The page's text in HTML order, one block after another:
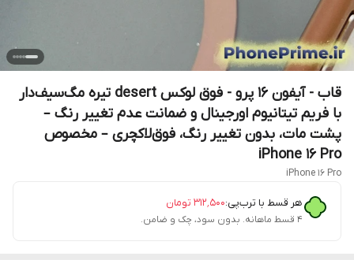
قاب - آیفون 16 پرو - فوق لوکس desert تیره مگ‌سیف‌دار
با فریم تیتانیوم اورجینال و ضمانت عدم تغییر رنگ –
پشت مات، بدون تغییر رنگ، فوق‌لاکچری – مخصوص
iPhone 16 Pro
iPhone 16 Pro
هر قسط با ترب‌پی:۳۱۲٬۵۰۰ تومان
۴ قسط ماهانه. بدون سود، چک و ضامن.